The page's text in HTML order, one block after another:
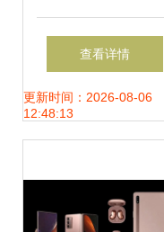
成巴基斯坦“国民爆
款”，中国制造点亮
查看详情
更新时间：2026-08-06
12:48:13